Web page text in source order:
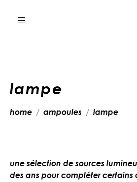
lampe
home ampoules lampe
une sélection de sources
des ans pour compléter certains